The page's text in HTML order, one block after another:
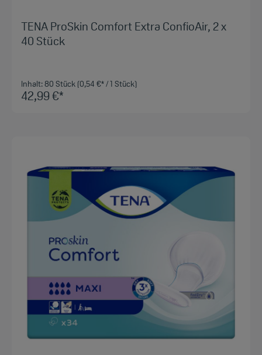
TENA ProSkin Comfort Extra ConfioAir, 2 x
40 Stück
Inhalt:80 Stück (0,54 €* / 1 Stück)
42,99 €*